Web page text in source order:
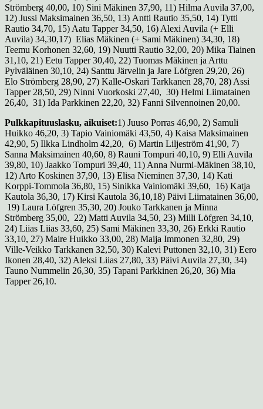
Strömberg 40,00, 10) Sini Mäkinen 37,90, 11) Hilma Auvila 37,00,
12) Jussi Maksimainen 36,50, 13) Antti Rautio 35,50, 14) Tytti
Rautio 34,70, 15) Aatu Tapper 34,50, 16) Alexi Auvila (+ Elli
Auvila) 34,30,17) Elias Mäkinen (+ Sami Mäkinen) 34,30, 18)
Teemu Korhonen 32,60, 19) Nuutti Rautio 32,00, 20) Mika Tiainen
31,10, 21) Eetu Tapper 30,40, 22) Tuomas Mäkinen ja Arttu
Pylväläinen 30,10, 24) Santtu Järvelin ja Jare Löfgren 29,20, 26)
Elo Strömberg 28,90, 27) Kalle-Oskari Tarkkanen 28,70, 28) Assi
Tapper 28,50, 29) Ninni Vuorkoski 27,40, 30) Helmi Liimatainen
26,40, 31) Ida Parkkinen 22,20, 32) Fanni Silvennoinen 20,00.
Pulkkapituuslasku, aikuiset:1) Juuso Porras 46,90, 2) Samuli
Huikko 46,20, 3) Tapio Vainiomäki 43,50, 4) Kaisa Maksimainen
42,90, 5) Ilkka Lindholm 42,20, 6) Martin Liljeström 41,90, 7)
Sanna Maksimainen 40,60, 8) Rauni Tompuri 40,10, 9) Elli Auvila
39,80, 10) Jaakko Tompuri 39,40, 11) Anna Nurmi-Mäkinen 38,10,
12) Arto Koskinen 37,90, 13) Elisa Nieminen 37,30, 14) Kati
Korppi-Tommola 36,80, 15) Sinikka Vainiomäki 39,60, 16) Katja
Kautola 36,30, 17) Kirsi Kautola 36,10,18) Päivi Liimatainen 36,00,
19) Laura Löfgren 35,30, 20) Jouko Tarkkanen ja Minna
Strömberg 35,00, 22) Matti Auvila 34,50, 23) Milli Löfgren 34,10,
24) Liias Liias 33,60, 25) Sami Mäkinen 33,30, 26) Erkki Rautio
33,10, 27) Maire Huikko 33,00, 28) Maija Immonen 32,80, 29)
Ville-Veikko Tarkkanen 32,50, 30) Kalevi Puttonen 32,10, 31) Eero
Ikonen 28,40, 32) Aleksi Liias 27,80, 33) Päivi Auvila 27,30, 34)
Tauno Nummelin 26,30, 35) Tapani Parkkinen 26,20, 36) Mia
Tapper 26,10.